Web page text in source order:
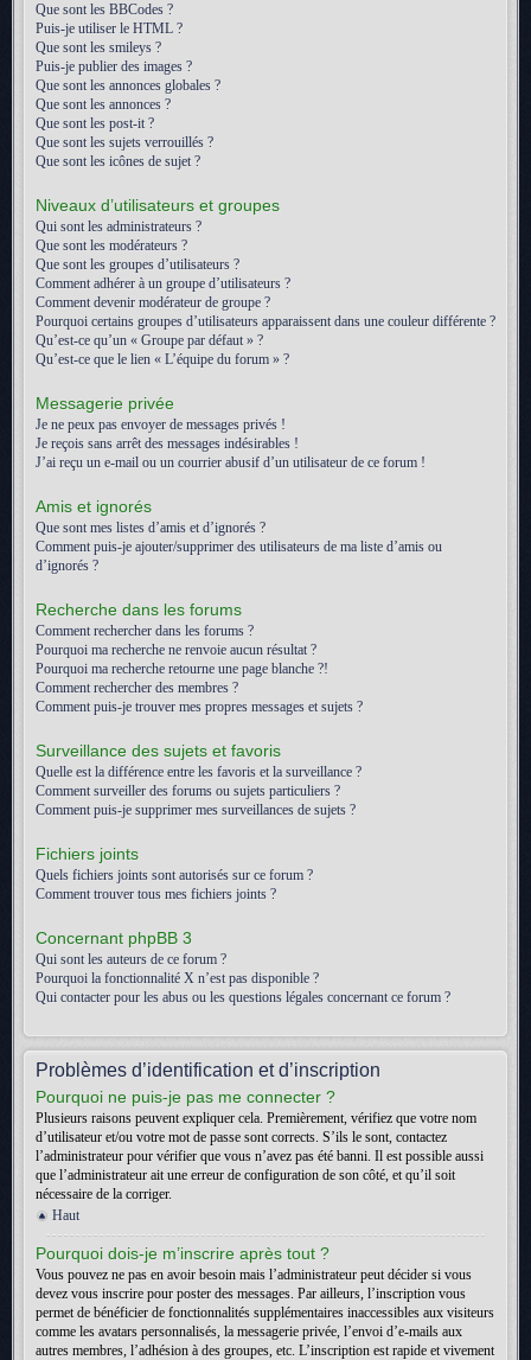
Que sont les BBCodes ?
Puis-je utiliser le HTML ?
Que sont les smileys ?
Puis-je publier des images ?
Que sont les annonces globales ?
Que sont les annonces ?
Que sont les post-it ?
Que sont les sujets verrouillés ?
Que sont les icônes de sujet ?
Niveaux d’utilisateurs et groupes
Qui sont les administrateurs ?
Que sont les modérateurs ?
Que sont les groupes d’utilisateurs ?
Comment adhérer à un groupe d’utilisateurs ?
Comment devenir modérateur de groupe ?
Pourquoi certains groupes d’utilisateurs apparaissent dans une couleur différente ?
Qu’est-ce qu’un « Groupe par défaut » ?
Qu’est-ce que le lien « L’équipe du forum » ?
Messagerie privée
Je ne peux pas envoyer de messages privés !
Je reçois sans arrêt des messages indésirables !
J’ai reçu un e-mail ou un courrier abusif d’un utilisateur de ce forum !
Amis et ignorés
Que sont mes listes d’amis et d’ignorés ?
Comment puis-je ajouter/supprimer des utilisateurs de ma liste d’amis ou
d’ignorés ?
Recherche dans les forums
Comment rechercher dans les forums ?
Pourquoi ma recherche ne renvoie aucun résultat ?
Pourquoi ma recherche retourne une page blanche ?!
Comment rechercher des membres ?
Comment puis-je trouver mes propres messages et sujets ?
Surveillance des sujets et favoris
Quelle est la différence entre les favoris et la surveillance ?
Comment surveiller des forums ou sujets particuliers ?
Comment puis-je supprimer mes surveillances de sujets ?
Fichiers joints
Quels fichiers joints sont autorisés sur ce forum ?
Comment trouver tous mes fichiers joints ?
Concernant phpBB 3
Qui sont les auteurs de ce forum ?
Pourquoi la fonctionnalité X n’est pas disponible ?
Qui contacter pour les abus ou les questions légales concernant ce forum ?
Problèmes d’identification et d’inscription
Pourquoi ne puis-je pas me connecter ?
Plusieurs raisons peuvent expliquer cela. Premièrement, vérifiez que votre nom
d’utilisateur et/ou votre mot de passe sont corrects. S’ils le sont, contactez
l’administrateur pour vérifier que vous n’avez pas été banni. Il est possible aussi
que l’administrateur ait une erreur de configuration de son côté, et qu’il soit
nécessaire de la corriger.
Haut
Pourquoi dois-je m’inscrire après tout ?
Vous pouvez ne pas en avoir besoin mais l’administrateur peut décider si vous
devez vous inscrire pour poster des messages. Par ailleurs, l’inscription vous
permet de bénéficier de fonctionnalités supplémentaires inaccessibles aux visiteurs
comme les avatars personnalisés, la messagerie privée, l’envoi d’e-mails aux
autres membres, l’adhésion à des groupes, etc. L’inscription est rapide et vivement